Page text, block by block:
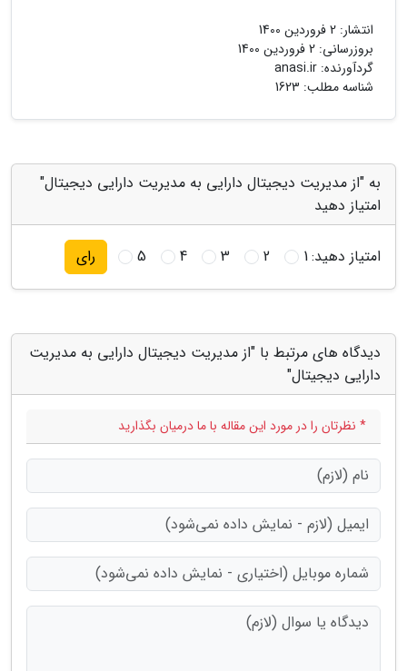
انتشار: 2 فروردین 1400
بروزرسانی: 2 فروردین 1400
گردآورنده: anasi.ir
شناسه مطلب: 1623
به "از مدیریت دیجیتال دارایی به مدیریت دارایی دیجیتال"
امتیاز دهید
امتیاز دهید:1
2
3
4
5 رای
دیدگاه های مرتبط با "از مدیریت دیجیتال دارایی به مدیریت
دارایی دیجیتال"
* نظرتان را در مورد این مقاله با ما درمیان بگذارید